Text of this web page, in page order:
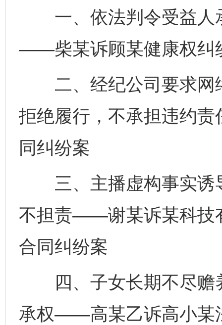
一、依法判令受益人
——柴某诉顾某健康权纠
二、经纪公司要求网
拒绝履行，不承担违约
同纠纷案
三、主播虚构事实诱
不担责——谢某诉某科技
合同纠纷案
四、子女长期不尽赡
承权——高某乙诉高小某